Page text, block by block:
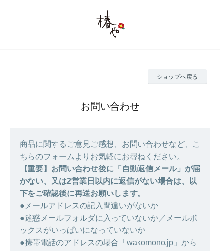
ショップへ戻る
お問い合わせ
商品に関するご意見ご感想、お問い合わせなど、こ
ちらのフォームよりお気軽にお尋ねください。
【重要】お問い合わせ後に「自動返信メール」が届
かない、又は2営業日以内に返信がない場合は、以
下をご確認後に再送お願いします。
●メールアドレスの記入間違いがないか
●迷惑メールフォルダに入っていないか／メールボ
ックスがいっぱいになっていないか
●携帯電話のアドレスの場合「wakomono.jp」から